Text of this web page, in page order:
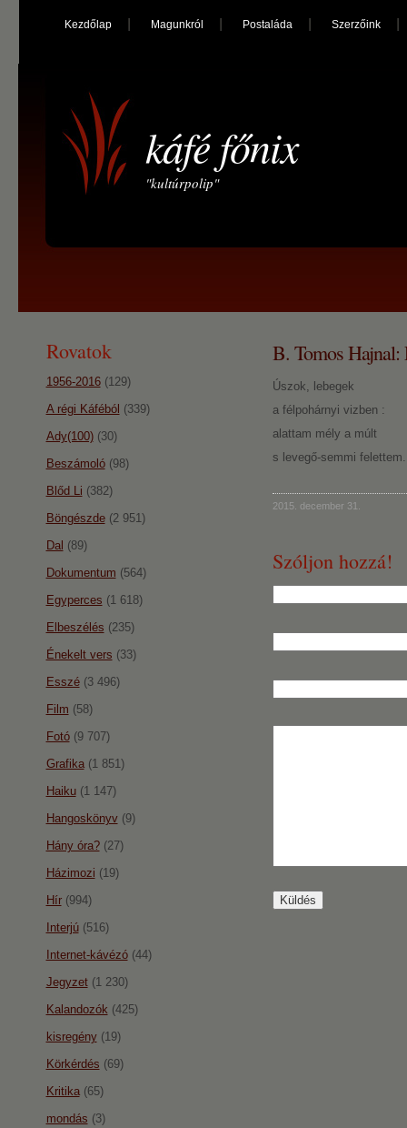
Kezdőlap Magunkról Postaláda Szerzőink
káfé főnix
"kultúrpolip"
B. Tomos Hajnal:
Úszok, lebegek
a félpohárnyi vizben :
alattam mély a múlt
s levegő-semmi felettem.
2015. december 31.
Szóljon hozzá!
Rovatok
1956-2016(129)
A régi Káféból (339)
Ady(100)(30)
Beszámoló(98)
Blőd Li (382)
Böngészde(2 951)
Dal (89)
Dokumentum (564)
Egyperces (1 618)
Elbeszélés (235)
Énekelt vers (33)
Esszé(3 496)
Film (58)
Fotó(9 707)
Grafika(1 851)
Haiku(1 147)
Hangoskönyv(9)
Hány óra?(27)
Házimozi (19)
Hír(994)
Interjú(516)
Internet-kávézó(44)
Jegyzet(1 230)
Kalandozók (425)
kisregény(19)
Körkérdés (69)
Kritika(65)
mondás (3)